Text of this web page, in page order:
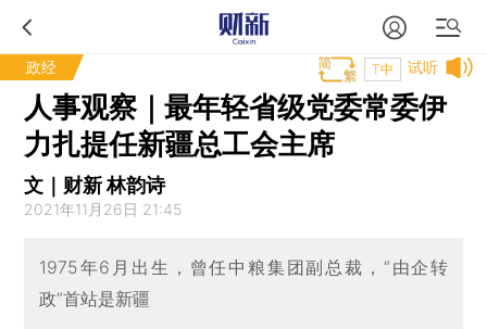
政经 试听
T中
人事观察｜最年轻省级党委常委伊
力扎提任新疆总工会主席
文｜财新 林韵诗
2021年11月26日 21:45
1975年6月出生，曾任中粮集团副总裁，“由企转
政”首站是新疆